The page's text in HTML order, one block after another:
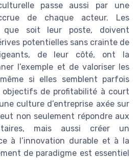
passe aussi par une
de chaque acteur. Les
que soit leur poste, doivent
potentielles sans crainte de
de leur côté, ont la
l’exemple et de valoriser les
si elles semblent parfois
objectifs de profitabilité à court
culture d’entreprise axée sur
non seulement répondre aux
mais aussi créer un
à l’innovation durable et à la
de paradigme est essentiel